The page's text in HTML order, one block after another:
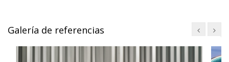
Galería de referencias